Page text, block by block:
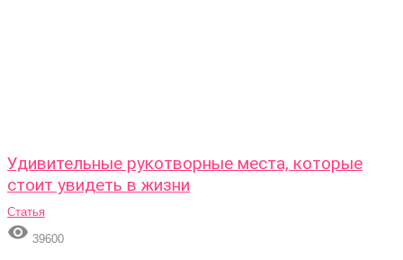
Удивительные рукотворные места, которые
стоит увидеть в жизни
Статья
 39600